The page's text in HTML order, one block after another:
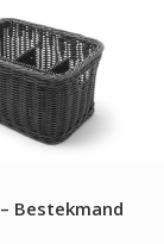
Bestekmand